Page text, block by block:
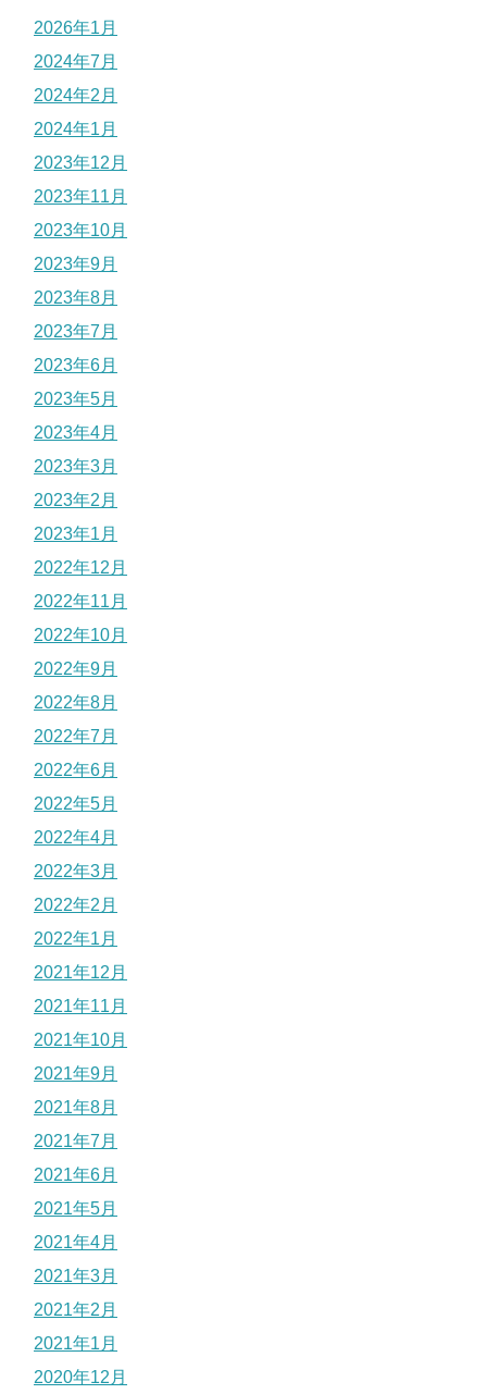
2026年1月
2024年7月
2024年2月
2024年1月
2023年12月
2023年11月
2023年10月
2023年9月
2023年8月
2023年7月
2023年6月
2023年5月
2023年4月
2023年3月
2023年2月
2023年1月
2022年12月
2022年11月
2022年10月
2022年9月
2022年8月
2022年7月
2022年6月
2022年5月
2022年4月
2022年3月
2022年2月
2022年1月
2021年12月
2021年11月
2021年10月
2021年9月
2021年8月
2021年7月
2021年6月
2021年5月
2021年4月
2021年3月
2021年2月
2021年1月
2020年12月